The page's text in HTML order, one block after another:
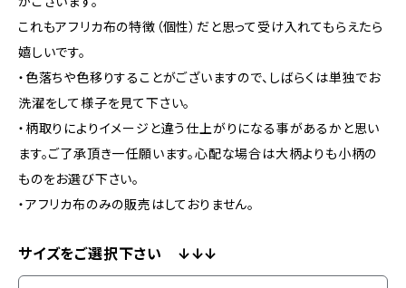
これもアフリカ布の特徴（個性）だと思って受け入れてもらえたら
嬉しいです。
・色落ちや色移りすることがございますので、しばらくは単独でお
洗濯をして様子を見て下さい。
・柄取りによりイメージと違う仕上がりになる事があるかと思い
ます。ご了承頂き一任願います。心配な場合は大柄よりも小柄の
ものをお選び下さい。
・アフリカ布のみの販売はしておりません。
サイズをご選択下さい ↓↓↓